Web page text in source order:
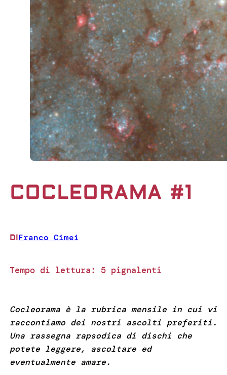
COCLEORAMA #1
DIFranco Cimei
Tempo di lettura: 5 pignalenti
Cocleorama è la rubrica mensile in cui vi
raccontiamo dei nostri ascolti preferiti.
Una rassegna rapsodica di dischi che
potete leggere, ascoltare ed
eventualmente amare.